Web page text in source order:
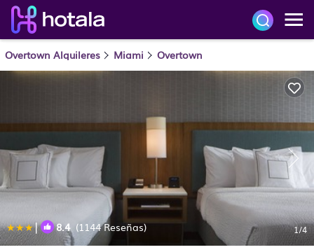
Overtown Alquileres Miami Overtown
| 8.4(1144 Reseñas) 1/4